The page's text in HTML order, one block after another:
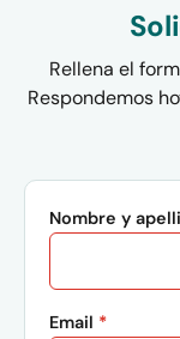
Rellena el
Respondemos
Nombre y
Email *